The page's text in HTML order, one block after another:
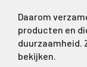
Daarom
producten en
duurzaamheid.
bekijken.